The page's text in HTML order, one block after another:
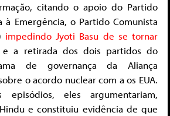
citando o apoio do Partido
à Emergência, o Partido Comunista
impedindo Jyoti Basu de se tornar
a retirada dos dois partidos do
de governança da Aliança
o acordo nuclear com a os EUA.
episódios, eles argumentariam,
e constituiu evidência de que